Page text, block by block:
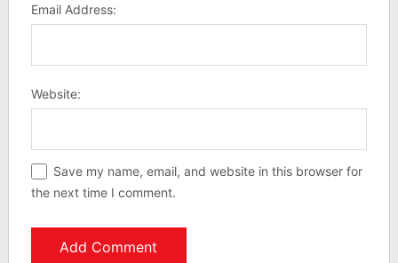
Email Address:
Website:
Save my name, email, and website in this browser for
the next time I comment.